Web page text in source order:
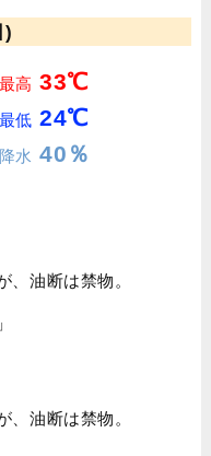
)
最高 33℃
最低 24℃
降水 40％
、油断は禁物。
、油断は禁物。